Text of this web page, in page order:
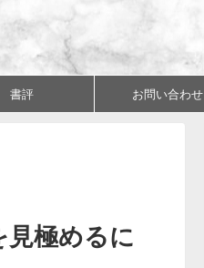
書評 お問い合わせ
極めるに